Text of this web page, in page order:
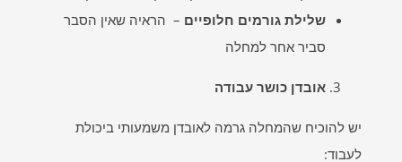
שלילת גורמים חלופיים – הראיה שאין הסבר
סביר אחר למחלה
אובדן כושר עבודה
יש להוכיח שהמחלה גרמה לאובדן משמעותי ביכולת
לעבוד: